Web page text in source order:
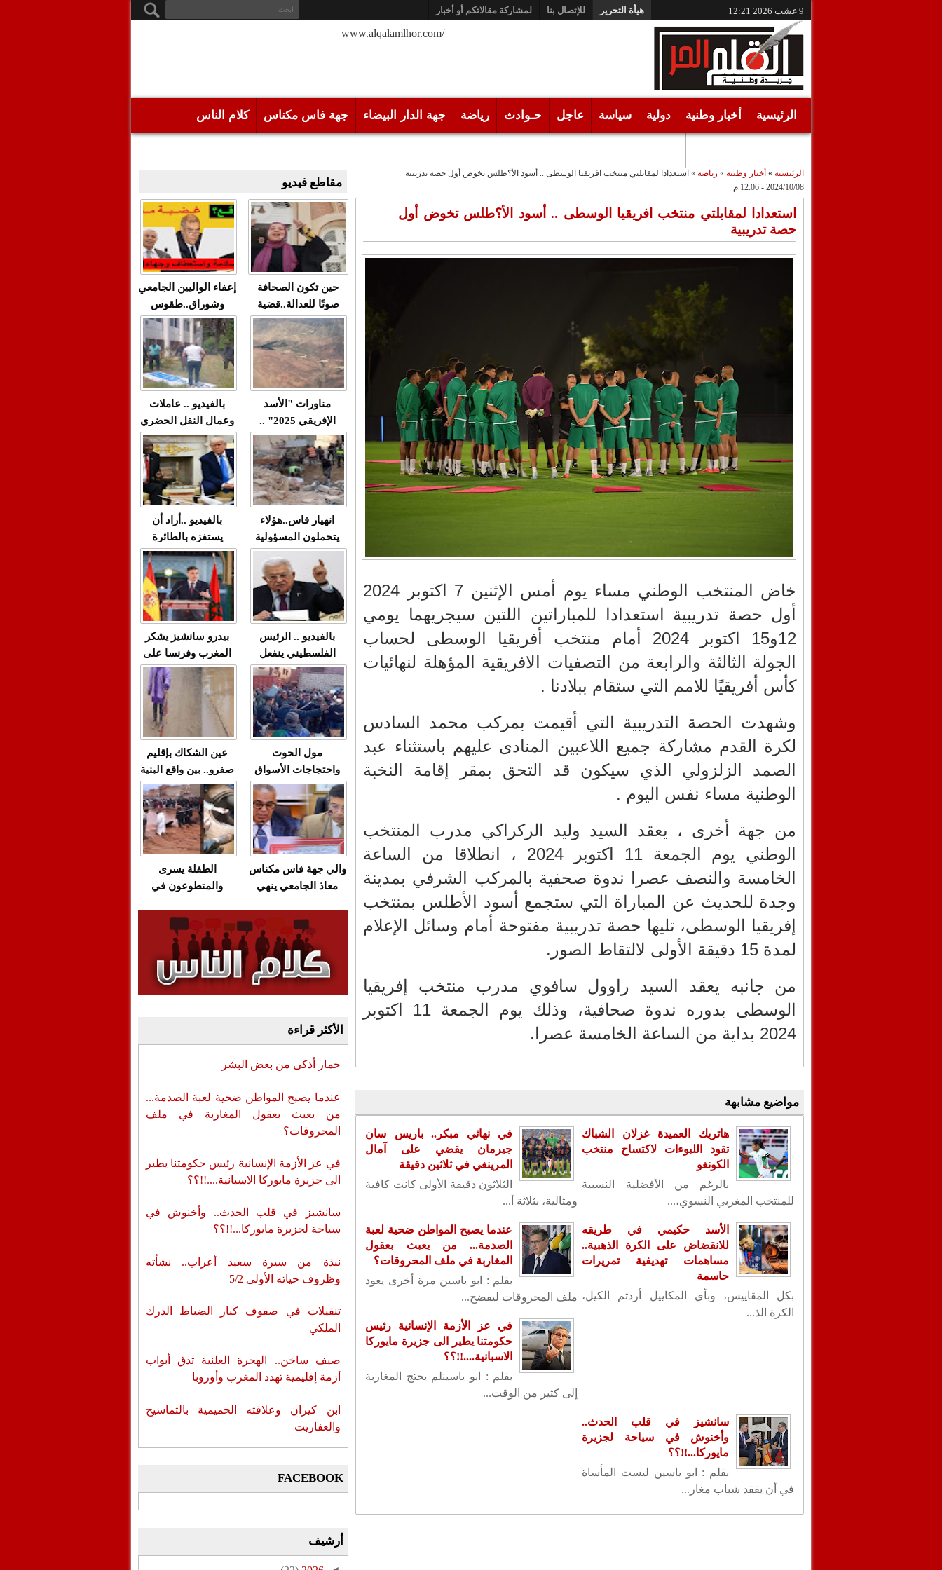
9 غشت 2026 12:21 هيأة التحرير للإتصال بنا لمشاركة مقالاتكم أو أخبار
/www.alqalamlhor.com
الرئيسية أخبار وطنية دولية سياسة عاجل حـوادث رياضة جهة الدار البيضاء جهة فاس مكناس كلام الناس
الرئيسية » أخبار وطنية» رياضة» استعدادا لمقابلتي منتخب افريقيا الوسطى .. أسود الأ؟طلس تخوض أول حصة تدريبية
2024/10/08 - 12:06 م
استعدادا لمقابلتي منتخب افريقيا الوسطى .. أسود الأ؟طلس تخوض أول
حصة تدريبية
خاض المنتخب الوطني مساء يوم أمس الإثنين 7 اكتوبر 2024
أول حصة تدريبية استعدادا للمباراتين اللتين سيجريهما يومي
12و15 اكتوبر 2024 أمام منتخب أفريقيا الوسطى لحساب
الجولة الثالثة والرابعة من التصفيات الافريقية المؤهلة لنهائيات
كأس أفريقيًا للامم التي ستقام ببلادنا .
وشهدت الحصة التدريبية التي أقيمت بمركب محمد السادس
لكرة القدم مشاركة جميع اللاعبين المنادى عليهم باستثناء عبد
الصمد الزلزولي الذي سيكون قد التحق بمقر إقامة النخبة
الوطنية مساء نفس اليوم .
من جهة أخرى ، يعقد السيد وليد الركراكي مدرب المنتخب
الوطني يوم الجمعة 11 اكتوبر 2024 ، انطلاقا من الساعة
الخامسة والنصف عصرا ندوة صحفية بالمركب الشرفي بمدينة
وجدة للحديث عن المباراة التي ستجمع أسود الأطلس بمنتخب
إفريقيا الوسطى، تليها حصة تدريبية مفتوحة أمام وسائل الإعلام
لمدة 15 دقيقة الأولى لالتقاط الصور.
من جانبه يعقد السيد راوول سافوي مدرب منتخب إفريقيا
الوسطى بدوره ندوة صحافية، وذلك يوم الجمعة 11 اكتوبر
2024 بداية من الساعة الخامسة عصرا.
مواضيع مشابهة
هاتريك العميدة غزلان الشباك
تقود اللبوءات لاكتساح منتخب
الكونغو
بالرغم من الأفضلية النسبية
للمنتخب المغربي النسوي،...
في نهائي مبكر.. باريس سان
جيرمان يقضي على آمال
المرينغي في ثلاثين دقيقة
الثلاثون دقيقة الأولى كانت كافية
ومثالية، بثلاثة أ...
الأسد حكيمي في طريقه
للانقضاض على الكرة الذهبية..
مساهمات تهديفية تمريرات
حاسمة
بكل المقاييس، وبأي المكاييل أردتم الكيل،
الكرة الذ...
عندما يصبح المواطن ضحية لعبة
الصدمة... من يعبث بعقول
المغاربة في ملف المحروقات؟
بقلم : ابو ياسين مرة أخرى يعود
ملف المحروقات ليفضح...
في عز الأزمة الإنسانية رئيس
حكومتنا يطير الى جزيرة مايوركا
الاسبانية....!!؟؟
بقلم : ابو ياسينلم يحتج المغاربة
إلى كثير من الوقت...
سانشيز في قلب الحدث..
وأخنوش في سياحة لجزيرة
مايوركا...!!؟؟
بقلم : ابو ياسين ليست المأساة
في أن يفقد شباب مغار...
مقاطع فيديو
حين تكون الصحافة
صوتًا للعدالة..قضية
"مولات 88 غرزة"
مثالا(فيديو)
متابعة حميد طولست
في زمن تزداد فيه
حالات العنف ضد
النساء ويغيب فيه أحيانًا
صدى العدالة في
ردهات الم...
إعفاء الواليين الجامعي
وشوراق..طقوس
صادمة وملتمس
"الوجهاء"؟/ صمت
وزارة الداخلية؟/أين
الوزير التوفيق؟(فيديو)
بالفيديو .. عاملات
وعمال النقل الحضري
بفاس يعبرون عن
ارتياحهم بعد إنهاء عقد
شركة "سيتي باص"
مناورات "الأسد
الإفريقي 2025" ..
شاهد القاذفة النووية
في تدريب مع ثماني
مقاتلات من نوع F-16
تابعة للقوات الجوية
الملكية المغربية
بالفيديو ..أراد أن
يستفزه بالطائرة
القطرية لكن ترامب
فضحه أمام العالم
بالحجة والدليل
انهيار فاس..هؤلاء
يتحملون المسؤولية
ومآسي العمارات
العشوائية مفتوحة
بيدرو سانشيز يشكر
المغرب وفرنسا على
استعادة الكهرباء عقب
انقطاعه في شبه
الجزيرة الإيبيرية
بالفيديو .. الرئيس
الفلسطيني ينفعل
ويهاجم حماس بألفاظ
قاسية على الهواء
عين الشكاك بإقليم
صفرو.. بين واقع البنية
التحتية المهترئة
والحملات الانتخابية
المبكرة(فيديو)
مول الحوت
واحتجاجات الأسواق
الأسبوعية/الاحتقان
الصامت والتراشق
بـ"الصناديق"/أخنوش
يرد بالصمت المريب
الطفلة يسرى
والمتطوعون في
وقنوات صرف صحي
تقتل والمحاسبة يجب
أن تطال المسؤولين
والي جهة فاس مكناس
معاذ الجامعي ينهي
والعمال مع شركة
سيتي باص + وثيقة
وفيديو
الأكثر قراءة
حمار أذكى من بعض البشر
عندما يصبح المواطن ضحية لعبة الصدمة...
من يعبث بعقول المغاربة في ملف
المحروقات؟
في عز الأزمة الإنسانية رئيس حكومتنا يطير
الى جزيرة مايوركا الاسبانية....!!؟؟
سانشيز في قلب الحدث.. وأخنوش في
سياحة لجزيرة مايوركا...!!؟؟
نبذة من سيرة سعيد أعراب.. نشأته
وظروف حياته الأولى 5/2
تنقيلات في صفوف كبار الضباط الدرك
الملكي
صيف ساخن.. الهجرة العلنية تدق أبواب
أزمة إقليمية تهدد المغرب وأوروبا
ابن كيران وعلاقته الحميمية بالتماسيح
والعفاريت
FACEBOOK
أرشيف